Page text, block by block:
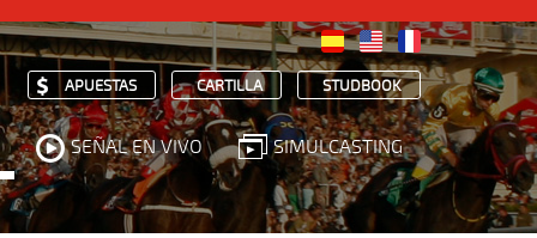
APUESTAS CARTILLA STUDBOOK
SEÑAL EN VIVO SIMULCASTING